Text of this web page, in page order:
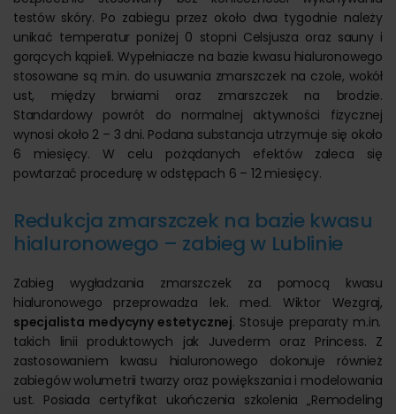
testów skóry. Po zabiegu przez około dwa tygodnie należy
unikać temperatur poniżej 0 stopni Celsjusza oraz sauny i
gorących kąpieli. Wypełniacze na bazie kwasu hialuronowego
stosowane są m.in. do usuwania zmarszczek na czole, wokół
ust, między brwiami oraz zmarszczek na brodzie.
Standardowy powrót do normalnej aktywności fizycznej
wynosi około 2 – 3 dni. Podana substancja utrzymuje się około
6 miesięcy. W celu pożądanych efektów zaleca się
powtarzać procedurę w odstępach 6 – 12 miesięcy.
Redukcja zmarszczek na bazie kwasu
hialuronowego – zabieg w Lublinie
Zabieg wygładzania zmarszczek za pomocą kwasu
hialuronowego przeprowadza lek. med. Wiktor Wezgraj,
specjalista medycyny estetycznej. Stosuje preparaty m.in.
takich linii produktowych jak Juvederm oraz Princess. Z
zastosowaniem kwasu hialuronowego dokonuje również
zabiegów wolumetrii twarzy oraz powiększania i modelowania
ust. Posiada certyfikat ukończenia szkolenia „Remodeling